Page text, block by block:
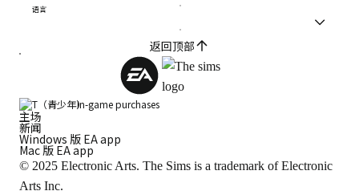
语言
返回顶部
In-game purchases
主场
新闻
Windows 版 EA app
Mac 版 EA app
© 2025 Electronic Arts. The Sims is a trademark of Electronic
Arts Inc.